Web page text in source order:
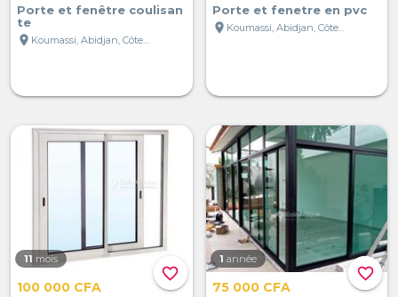
Porte et fenêtre coulisan
te
location_on
Koumassi, Abidjan, Côte d'Ivoire
Porte et fenetre en pvc
location_on
Koumassi, Abidjan, Côte d'Ivoire
favorite_border
11 mois
100 000 CFA
favorite_border
1 année
75 000 CFA